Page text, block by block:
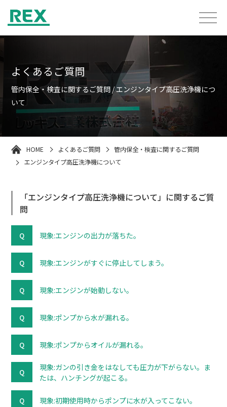
よくあるご質問
管内保全・検査に関するご質問 / エンジンタイプ高圧洗浄機につ
いて
HOME よくあるご質問
管内保全・検査に関するご質問
エンジンタイプ高圧洗浄機について
「エンジンタイプ高圧洗浄機について」に関するご質
問
現象:エンジンの出力が落ちた。
現象:エンジンがすぐに停止してしまう。
現象:エンジンが始動しない。
現象:ポンプから水が漏れる。
現象:ポンプからオイルが漏れる。
現象:ガンの引き金をはなしても圧力が下がらない。ま
たは、ハンチングが起こる。
現象:初期使用時からポンプに水が入ってこない。